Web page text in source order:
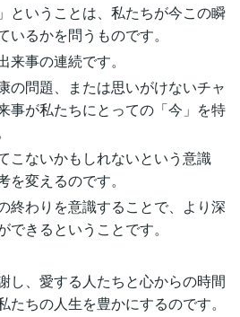
ということは、私たちが今この瞬
るかを問うものです。
事の連続です。
の問題、または思いがけないチャ
事が私たちにとっての「今」を特
こないかもしれないという意識
変えるのです。
終わりを意識することで、より深
できるということです。
し、愛する人たちと心からの時間
たちの人生を豊かにするのです。